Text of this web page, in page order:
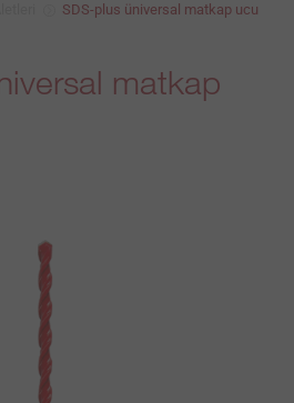
SDS-plus üniversal matkap ucu
matkap